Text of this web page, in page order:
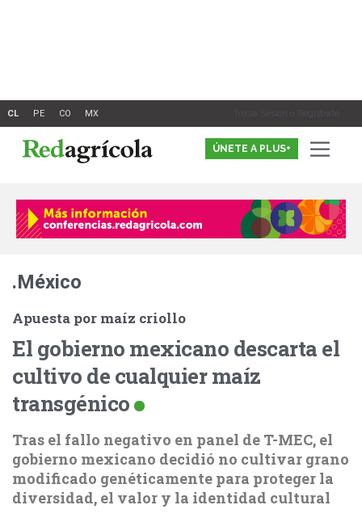
Inicia Sesión o Registrate
ÚNETE A PLUS+
.México
Apuesta por maíz criollo
El gobierno mexicano descarta el
cultivo de cualquier maíz
transgénico
Tras el fallo negativo en panel de T-MEC, el
gobierno mexicano decidió no cultivar grano
modificado genéticamente para proteger la
diversidad, el valor y la identidad cultural